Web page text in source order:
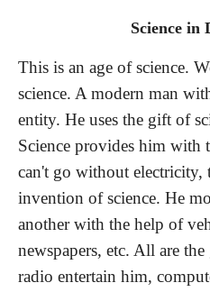
Science in
This is an age of science.
science. A modern man
entity. He uses the gift of
Science provides him with
can't go without electricity,
invention of science. He
another with the help of
newspapers, etc. All are the
radio entertain him,